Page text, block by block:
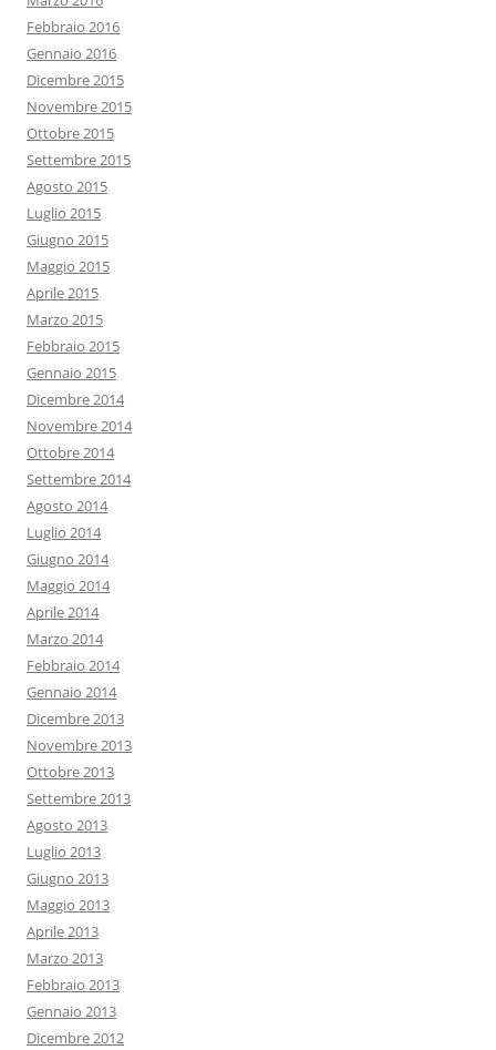
Febbraio 2016
Gennaio 2016
Dicembre 2015
Novembre 2015
Ottobre 2015
Settembre 2015
Agosto 2015
Luglio 2015
Giugno 2015
Maggio 2015
Aprile 2015
Marzo 2015
Febbraio 2015
Gennaio 2015
Dicembre 2014
Novembre 2014
Ottobre 2014
Settembre 2014
Agosto 2014
Luglio 2014
Giugno 2014
Maggio 2014
Aprile 2014
Marzo 2014
Febbraio 2014
Gennaio 2014
Dicembre 2013
Novembre 2013
Ottobre 2013
Settembre 2013
Agosto 2013
Luglio 2013
Giugno 2013
Maggio 2013
Aprile 2013
Marzo 2013
Febbraio 2013
Gennaio 2013
Dicembre 2012